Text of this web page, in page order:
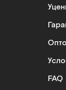
FAQ